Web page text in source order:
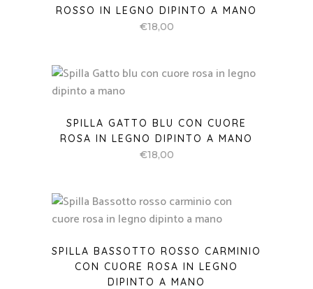
ROSSO IN LEGNO DIPINTO A MANO
€18,00
SPILLA GATTO BLU CON CUORE
ROSA IN LEGNO DIPINTO A MANO
€18,00
SPILLA BASSOTTO ROSSO CARMINIO
CON CUORE ROSA IN LEGNO
DIPINTO A MANO